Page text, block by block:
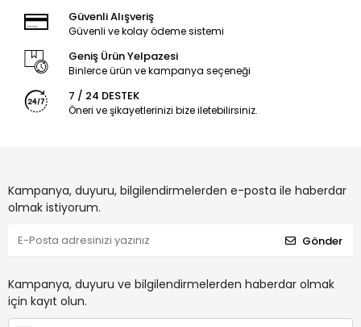
Güvenli Alışveriş
Güvenli ve kolay ödeme sistemi
Geniş Ürün Yelpazesi
Binlerce ürün ve kampanya seçeneği
7 / 24 DESTEK
Öneri ve şikayetlerinizi bize iletebilirsiniz.
Kampanya, duyuru, bilgilendirmelerden e-posta ile haberdar
olmak istiyorum.
Gönder
Kampanya, duyuru ve bilgilendirmelerden haberdar olmak
için kayıt olun.